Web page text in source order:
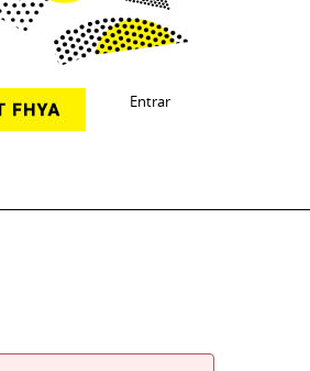
Entrar